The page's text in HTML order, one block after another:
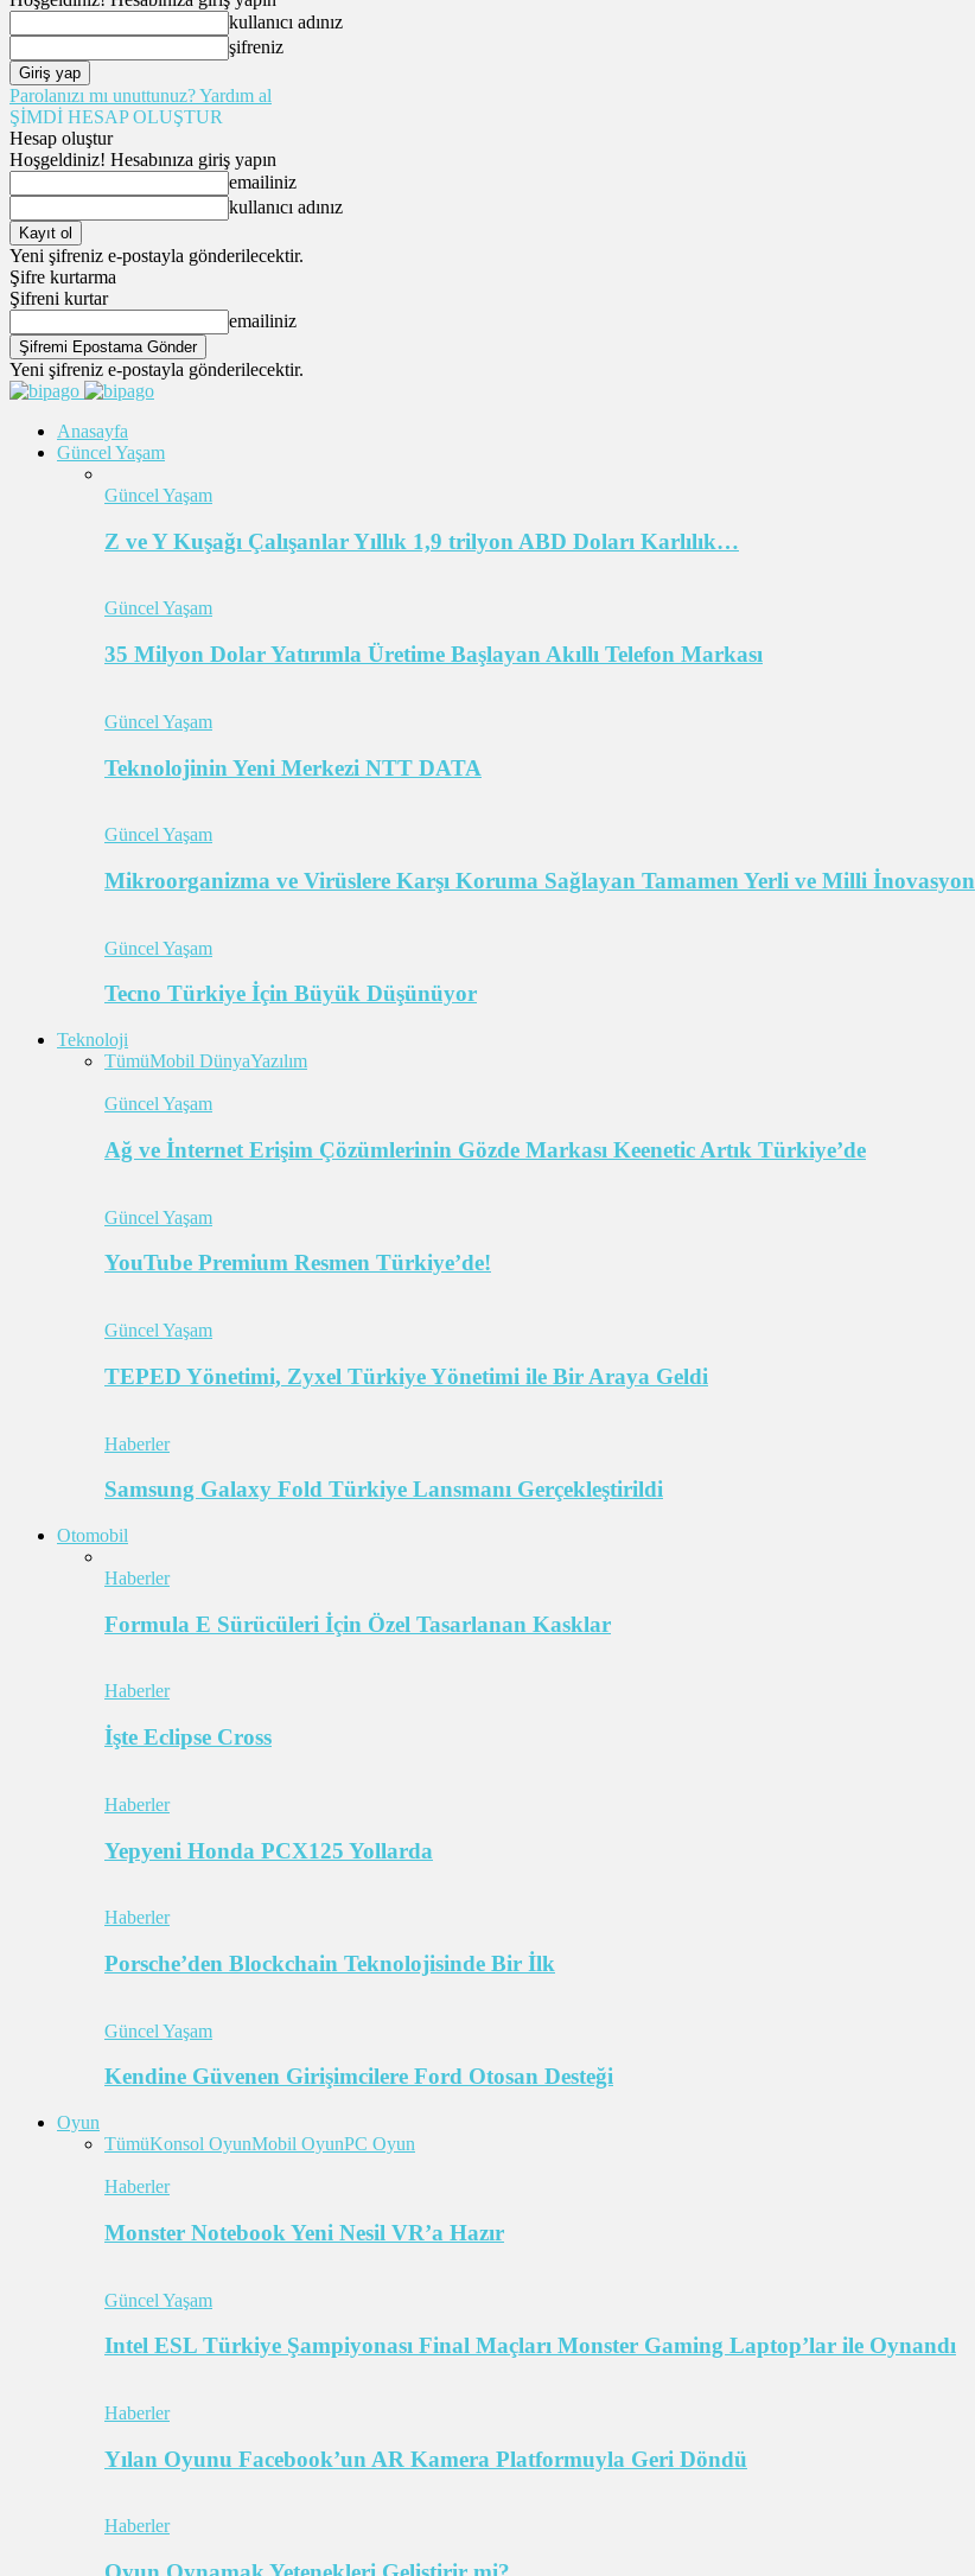
kullanıcı adınız
şifreniz
Parolanızı mı unuttunuz? Yardım al
ŞİMDİ HESAP OLUŞTUR
Hesap oluştur
Hoşgeldiniz! Hesabınıza giriş yapın
emailiniz
kullanıcı adınız
Yeni şifreniz e-postayla gönderilecektir.
Şifre kurtarma
Şifreni kurtar
emailiniz
Yeni şifreniz e-postayla gönderilecektir.
Anasayfa
Güncel Yaşam
Güncel Yaşam
Z ve Y Kuşağı Çalışanlar Yıllık 1,9 trilyon ABD Doları Karlılık…
Güncel Yaşam
35 Milyon Dolar Yatırımla Üretime Başlayan Akıllı Telefon Markası
Güncel Yaşam
Teknolojinin Yeni Merkezi NTT DATA
Güncel Yaşam
Mikroorganizma ve Virüslere Karşı Koruma Sağlayan Tamamen Yerli ve Milli İnovasyon
Güncel Yaşam
Tecno Türkiye İçin Büyük Düşünüyor
Teknoloji
TümüMobil DünyaYazılım
Güncel Yaşam
Ağ ve İnternet Erişim Çözümlerinin Gözde Markası Keenetic Artık Türkiye’de
Güncel Yaşam
YouTube Premium Resmen Türkiye’de!
Güncel Yaşam
TEPED Yönetimi, Zyxel Türkiye Yönetimi ile Bir Araya Geldi
Haberler
Samsung Galaxy Fold Türkiye Lansmanı Gerçekleştirildi
Otomobil
Haberler
Formula E Sürücüleri İçin Özel Tasarlanan Kasklar
Haberler
İşte Eclipse Cross
Haberler
Yepyeni Honda PCX125 Yollarda
Haberler
Porsche’den Blockchain Teknolojisinde Bir İlk
Güncel Yaşam
Kendine Güvenen Girişimcilere Ford Otosan Desteği
Oyun
TümüKonsol OyunMobil OyunPC Oyun
Haberler
Monster Notebook Yeni Nesil VR’a Hazır
Güncel Yaşam
Intel ESL Türkiye Şampiyonası Final Maçları Monster Gaming Laptop’lar ile Oynandı
Haberler
Yılan Oyunu Facebook’un AR Kamera Platformuyla Geri Döndü
Haberler